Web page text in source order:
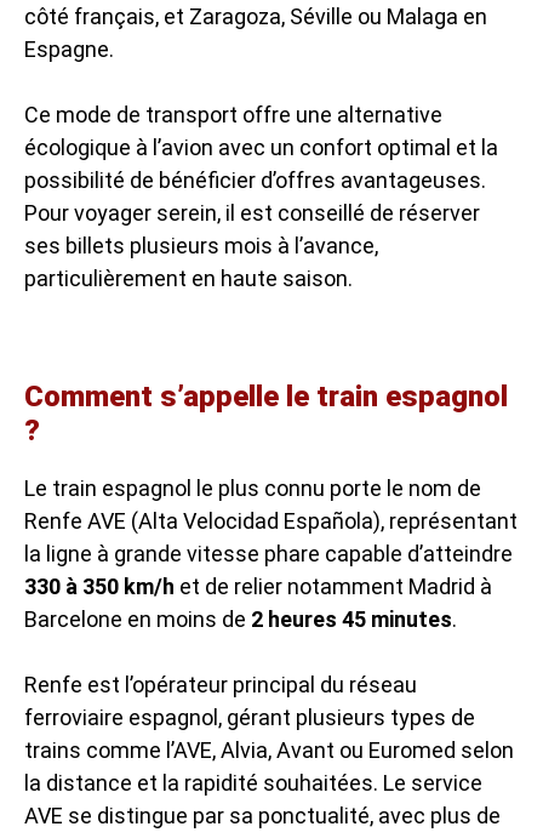
côté français, et Zaragoza, Séville ou Malaga en
Espagne.
Ce mode de transport offre une alternative
écologique à l’avion avec un confort optimal et la
possibilité de bénéficier d’offres avantageuses.
Pour voyager serein, il est conseillé de réserver
ses billets plusieurs mois à l’avance,
particulièrement en haute saison.
Comment s’appelle le train espagnol
?
Le train espagnol le plus connu porte le nom de
Renfe AVE (Alta Velocidad Española), représentant
la ligne à grande vitesse phare capable d’atteindre
330 à 350 km/h et de relier notamment Madrid à
Barcelone en moins de 2 heures 45 minutes.
Renfe est l’opérateur principal du réseau
ferroviaire espagnol, gérant plusieurs types de
trains comme l’AVE, Alvia, Avant ou Euromed selon
la distance et la rapidité souhaitées. Le service
AVE se distingue par sa ponctualité, avec plus de